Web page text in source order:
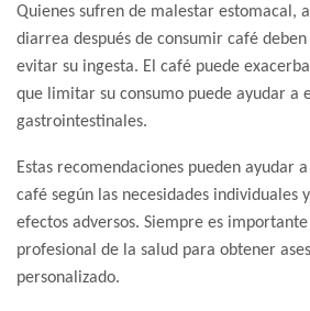
Quienes sufren de malestar estomacal,
diarrea después de consumir café
evitar su ingesta. El café puede
que limitar su consumo puede ayudar a
gastrointestinales.
Estas recomendaciones pueden ayudar
café según las necesidades individuales
efectos adversos. Siempre es
profesional de la salud para obtener
personalizado.